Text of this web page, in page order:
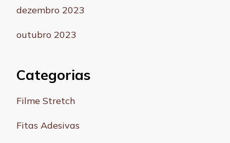
dezembro 2023
outubro 2023
Categorias
Filme Stretch
Fitas Adesivas